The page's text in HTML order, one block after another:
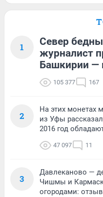
1
Север
журналист
Башкирии —
105 377 167
2
На этих монетах
из Уфы
2016 год
47 097 11
3
Давлеканово —
Чишмы и
огородами: